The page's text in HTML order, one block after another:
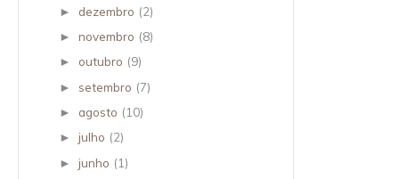
► dezembro (2)
►novembro (8)
► outubro (9)
► setembro (7)
► agosto (10)
► julho (2)
► junho (1)